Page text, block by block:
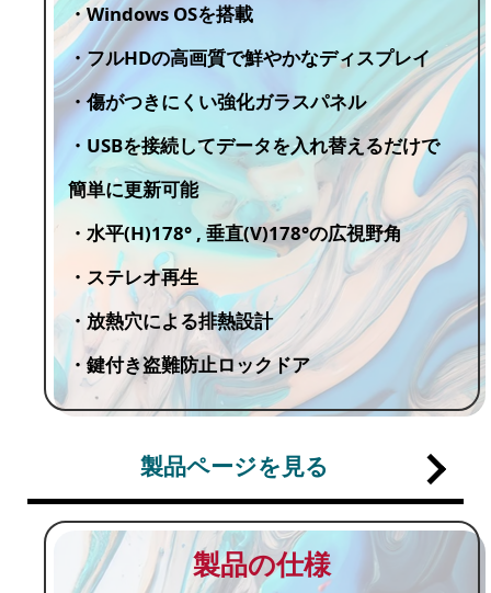
・Windows OSを搭載
・フルHDの高画質で鮮やかなディスプレイ
・傷がつきにくい強化ガラスパネル
・USBを接続してデータを入れ替えるだけで
簡単に更新可能
・水平(H)178° , 垂直(V)178°の広視野角
・ステレオ再生
・放熱穴による排熱設計
・鍵付き盗難防止ロックドア
製品ページを見る
製品の仕様